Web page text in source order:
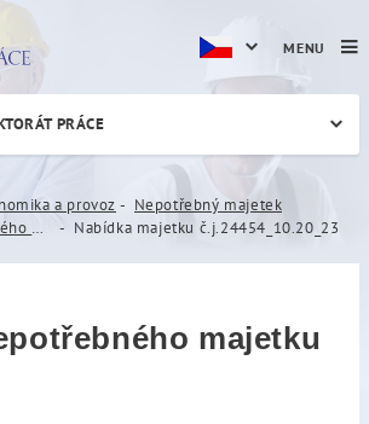
PRÁCE
a provoz
Nepotřebný majetek
Archiv nepotřebného majetku
Nabídka majetku č.j.24454_10.20_23
majetku
MENU